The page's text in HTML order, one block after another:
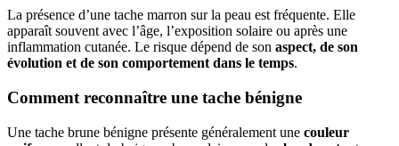
La présence d’une tache marron sur la peau est fréquente. Elle
apparaît souvent avec l’âge, l’exposition solaire ou après une
inflammation cutanée. Le risque dépend de son aspect, de son
évolution et de son comportement dans le temps.
Comment reconnaître une tache bénigne
Une tache brune bénigne présente généralement une couleur